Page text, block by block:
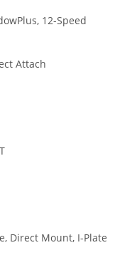
12-Speed
Attach
Direct Mount, I-Plate